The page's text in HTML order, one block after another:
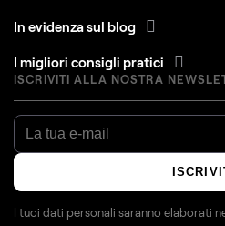
In evidenza sul blog
I migliori consigli pratici
ISCRIVITI ALLA NOSTRA
I tuoi dati personali saranno elaborati